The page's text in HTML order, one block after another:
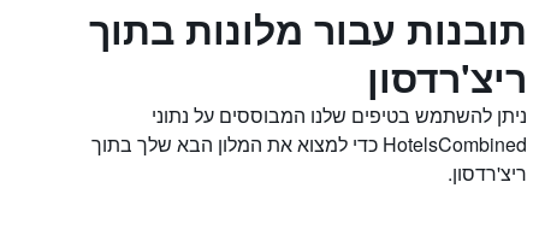
תובנות עבור מלונות בתוך
ריצ'רדסון
ניתן להשתמש בטיפים שלנו המבוססים על נתוני
HotelsCombined כדי למצוא את המלון הבא שלך בתוך
ריצ'רדסון.